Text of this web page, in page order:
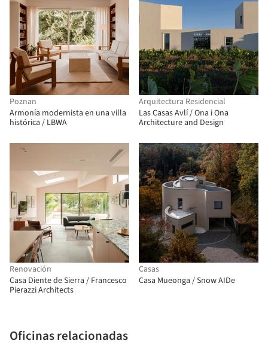
Poznan
Armonía modernista en una villa
histórica / LBWA
Arquitectura Residencial
Las Casas Avlí / Ona i Ona
Architecture and Design
Renovación
Casa Diente de Sierra / Francesco
Pierazzi Architects
Oficinas relacionadas
Casas
Casa Mueonga / Snow AIDe